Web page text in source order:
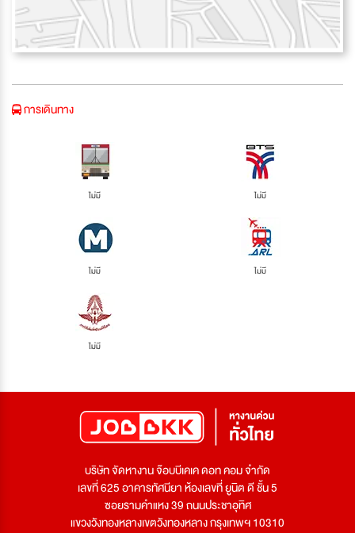
การเดินทาง
ไม่มี ไม่มี
ไม่มี ไม่มี
ไม่มี
บริษัท จัดหางาน จ๊อบบีเคเค ดอท คอม จำกัด
เลขที่ 625 อาคารทัศนียา ห้องเลขที่ ยูนิต ดี ชั้น 5
ซอยรามคำแหง 39 ถนนประชาอุทิศ
แขวงวังทองหลางเขตวังทองหลาง กรุงเทพฯ 10310